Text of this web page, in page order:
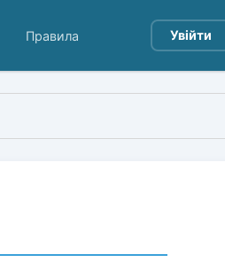
Правила Увійти